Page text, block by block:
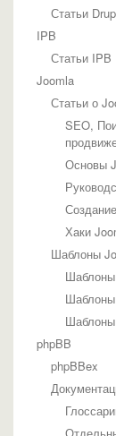
Статьи
IPB
Статьи IPB
Joomla
Статьи о
SEO,
Основы
Хаки
Шаблоны
phpBB
phpBBex